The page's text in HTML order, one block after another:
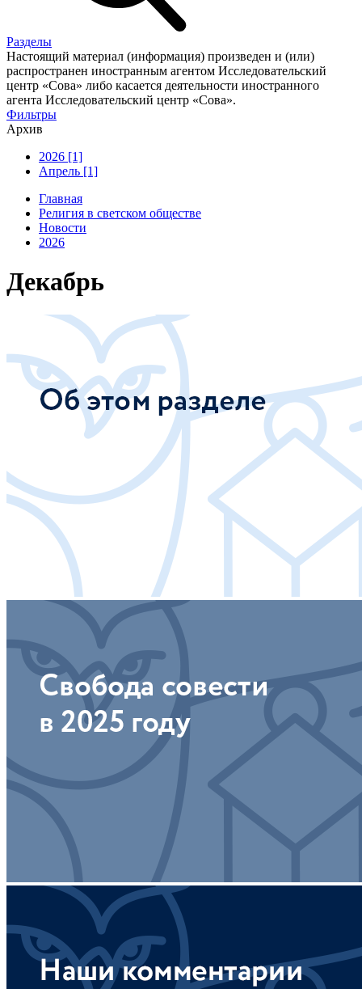
Разделы
Настоящий материал (информация) произведен и (или)
распространен иностранным агентом Исследовательский
центр «Сова» либо касается деятельности иностранного
агента Исследовательский центр «Сова».
Фильтры
Архив
2026 [1]
Апрель [1]
Главная
Религия в светском обществе
Новости
2026
Декабрь